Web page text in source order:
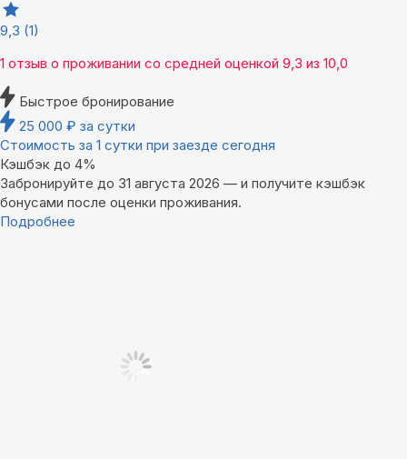
9,3 (1)
1 отзыв о проживании со средней оценкой 9,3 из 10,0
Быстрое бронирование
25 000 ₽ за сутки
Стоимость за 1 сутки при заезде сегодня
Кэшбэк до 4%
Забронируйте до 31 августа 2026 — и получите кэшбэк
бонусами после оценки проживания.
Подробнее